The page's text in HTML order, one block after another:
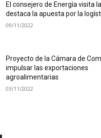
El consejero de Energía visita
destaca la apuesta por la
09/11/2022
Proyecto de la Cámara de
impulsar las exportaciones
agroalimentarias
03/11/2022